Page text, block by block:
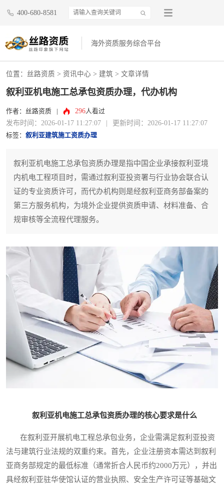
400-680-8581
海外资质服务综合平台
位置： 丝路资质 > 资讯中心 > 建筑 > 文章详情
叙利亚机电施工总承包资质办理，代办机构
作者：丝路资质 296人看过
发布时间：2026-01-17 11:27:07 更新时间：2026-01-17 11:27:07
标签： 叙利亚建筑施工资质办理
叙利亚机电施工总承包资质办理是指中国企业承接叙利亚境
内机电工程项目时，需通过叙利亚投资署与行业协会联合认
证的专业资质许可，而代办机构则是经叙利亚商务部备案的
第三方服务机构，为境外企业提供资质申请、材料准备、合
规审核等全流程代理服务。
叙利亚机电施工总承包资质办理的核心要求是什么
在叙利亚开展机电工程总承包业务，企业需满足叙利亚投资
法与建筑行业法规的双重约束。首先，企业注册资本需达到叙利
亚商务部规定的最低标准（通常折合人民币约2000万元），并出
具经叙利亚驻华使馆认证的营业执照、安全生产许可证等基础文